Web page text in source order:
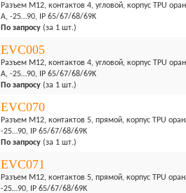
Разъем M12, контактов 4, угловой, корпус TPU
А, -25…90, IP 65/67/68/69K
По запросу (за 1 шт.)
EVC005
Разъем M12, контактов 4, угловой, корпус TPU
А, -25…90, IP 65/67/68/69K
По запросу (за 1 шт.)
EVC070
Разъем M12, контактов 5, прямой, корпус TPU
-25…90, IP 65/67/68/69K
По запросу (за 1 шт.)
EVC071
Разъем M12, контактов 5, прямой, корпус TPU
-25…90, IP 65/67/68/69K